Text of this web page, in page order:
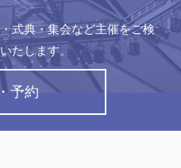
式典・集会など主催をご検
たします。
予約